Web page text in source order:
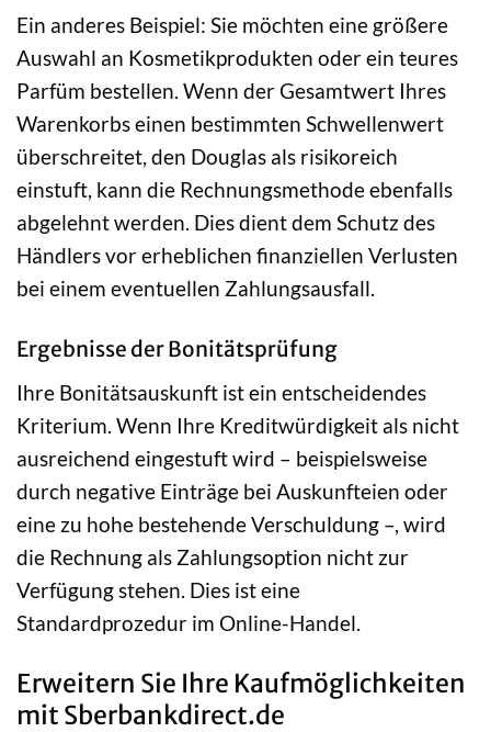
Ein anderes Beispiel: Sie möchten eine größere
Auswahl an Kosmetikprodukten oder ein teures
Parfüm bestellen. Wenn der Gesamtwert Ihres
Warenkorbs einen bestimmten Schwellenwert
überschreitet, den Douglas als risikoreich
einstuft, kann die Rechnungsmethode ebenfalls
abgelehnt werden. Dies dient dem Schutz des
Händlers vor erheblichen finanziellen Verlusten
bei einem eventuellen Zahlungsausfall.
Ergebnisse der Bonitätsprüfung
Ihre Bonitätsauskunft ist ein entscheidendes
Kriterium. Wenn Ihre Kreditwürdigkeit als nicht
ausreichend eingestuft wird – beispielsweise
durch negative Einträge bei Auskunfteien oder
eine zu hohe bestehende Verschuldung –, wird
die Rechnung als Zahlungsoption nicht zur
Verfügung stehen. Dies ist eine
Standardprozedur im Online-Handel.
Erweitern Sie Ihre Kaufmöglichkeiten
mit Sberbankdirect.de